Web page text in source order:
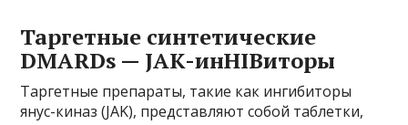
Таргетные синтетические
DMARDs — JAK-инHIBиторы
Таргетные препараты, такие как ингибиторы
янус-киназ (JAK), представляют собой таблетки,